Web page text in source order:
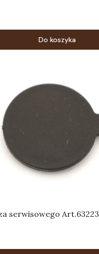
Do koszyka
serwisowego Art.63223